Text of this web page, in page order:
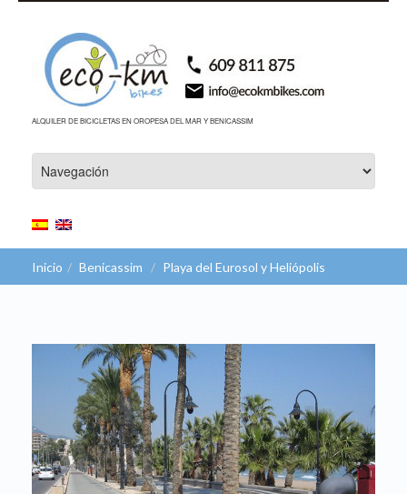
ALQUILER DE BICICLETAS EN OROPESA DEL MAR Y BENICASSIM
Inicio Benicassim Playa del Eurosol y Heliópolis